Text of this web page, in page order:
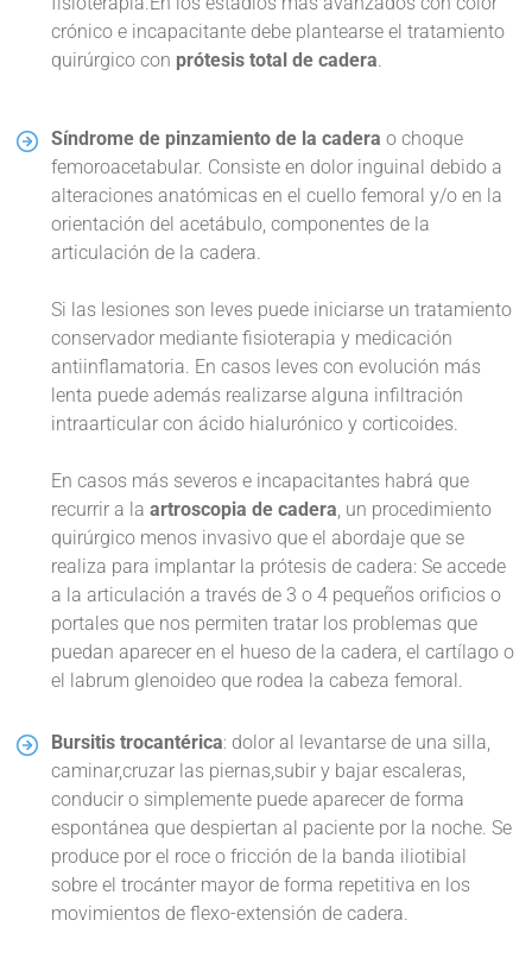
crónico e incapacitante debe plantearse el tratamiento
quirúrgico con prótesis total de cadera
Síndrome de pinzamiento de la cadera o choque
femoroacetabular. Consiste en dolor inguinal debido a
alteraciones anatómicas en el cuello femoral y/o en la
orientación del acetábulo, componentes de la
articulación de la cadera.
Si las lesiones son leves puede iniciarse un tratamiento
conservador mediante fisioterapia y medicación
antiinflamatoria. En casos leves con evolución más
lenta puede además realizarse alguna infiltración
intraarticular con ácido hialurónico y corticoides.
En casos más severos e incapacitantes habrá que
recurrir a laartroscopia de cadera , un procedimiento
quirúrgico menos invasivo que el abordaje que se
realiza para implantar la prótesis de cadera: Se accede
a la articulación a través de 3 o 4 pequeños orificios o
portales que nos permiten tratar los problemas que
puedan aparecer en el hueso de la cadera, el cartílago o
el labrum glenoideo que rodea la cabeza femoral.
Bursitis trocantérica: dolor al levantarse de una silla,
caminar,cruzar las piernas,subir y bajar escaleras,
conducir o simplemente puede aparecer de forma
espontánea que despiertan al paciente por la noche. Se
produce por el roce o fricción de la banda iliotibial
sobre el trocánter mayor de forma repetitiva en los
movimientos de flexo-extensión de cadera.